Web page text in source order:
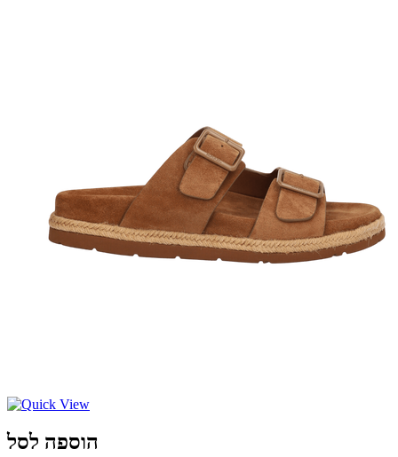
הוספה לסל